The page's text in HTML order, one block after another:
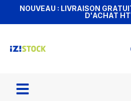
NOUVEAU : LIVRAISON
D'ACHAT